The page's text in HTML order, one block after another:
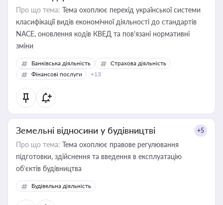
Про що тема: Тема охоплює перехід української системи
класифікації видів економічної діяльності до стандартів
NACE, оновлення кодів КВЕД та пов'язані нормативні
зміни
Банківська діяльність
Страхова діяльність
Фінансові послуги
+13
Земельні відносини у будівництві +5
Про що тема: Тема охоплює правове регулювання
підготовки, здійснення та введення в експлуатацію
об’єктів будівництва
Будівельна діяльність